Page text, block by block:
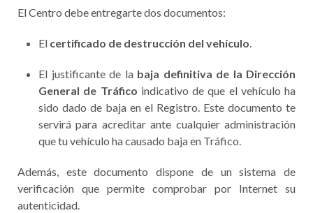
El Centro debe entregarte dos documentos:
El certificado de destrucción del vehículo.
El justificante de la baja definitiva de la Dirección
General de Tráfico indicativo de que el vehículo ha
sido dado de baja en el Registro. Este documento te
servirá para acreditar ante cualquier administración
que tu vehículo ha causado baja en Tráfico.
Además, este documento dispone de un sistema de
verificación que permite comprobar por Internet su
autenticidad.